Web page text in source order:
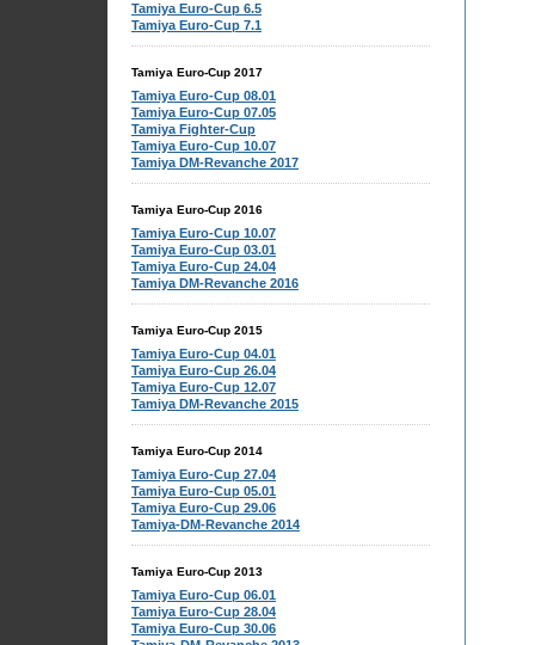
Tamiya Euro-Cup 6.5
Tamiya Euro-Cup 7.1
Tamiya Euro-Cup 2017
Tamiya Euro-Cup 08.01
Tamiya Euro-Cup 07.05
Tamiya Fighter-Cup
Tamiya Euro-Cup 10.07
Tamiya DM-Revanche 2017
Tamiya Euro-Cup 2016
Tamiya Euro-Cup 10.07
Tamiya Euro-Cup 03.01
Tamiya Euro-Cup 24.04
Tamiya DM-Revanche 2016
Tamiya Euro-Cup 2015
Tamiya Euro-Cup 04.01
Tamiya Euro-Cup 26.04
Tamiya Euro-Cup 12.07
Tamiya DM-Revanche 2015
Tamiya Euro-Cup 2014
Tamiya Euro-Cup 27.04
Tamiya Euro-Cup 05.01
Tamiya Euro-Cup 29.06
Tamiya-DM-Revanche 2014
Tamiya Euro-Cup 2013
Tamiya Euro-Cup 06.01
Tamiya Euro-Cup 28.04
Tamiya Euro-Cup 30.06